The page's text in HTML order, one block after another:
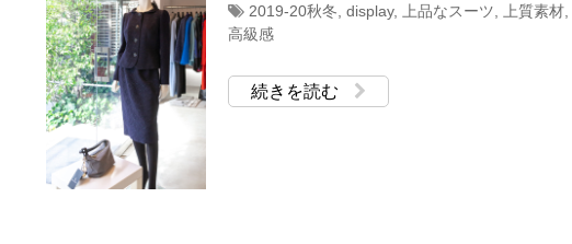
2019-20秋冬 display, 上品なスーツ 上質素材,
高級感
続きを読む